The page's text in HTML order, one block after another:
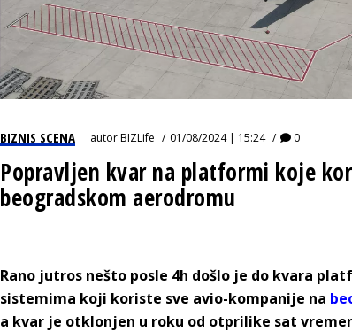
BIZNIS SCENA autorBIZLife 01/08/2024 | 15:24 0
Popravljen kvar na platformi koje
beogradskom aerodromu
Rano jutros nešto posle 4h došlo je do kvara
sistemima koji koriste sve avio-kompanije na
a kvar je otklonjen u roku od otprilike sat